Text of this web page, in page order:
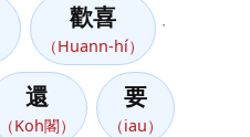
歡喜
（Huann-hí）
還
（Koh閣）
要
（iau）